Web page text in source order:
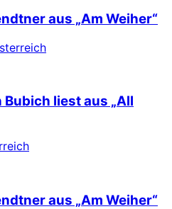
aus „Am Weiher“
liest aus „All
aus „Am Weiher“